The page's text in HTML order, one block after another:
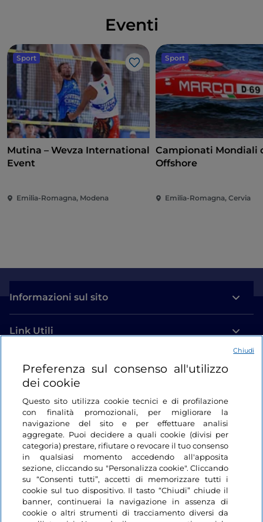
Eventi
Sport
Like
Mutina – Wevza International
Event
Emilia-Romagna, Modena
Sport
Campionati Mondiali
Offshore
Emilia-Romagna, Cervia
Informazioni sul sito
Link Utili
Login
Restiamo in contatto
Preferenza sul consenso all'utilizzo
dei cookie
Questo sito utilizza cookie tecnici e di profilazione
con finalità promozionali, per migliorare la
navigazione del sito e per effettuare analisi
aggregate. Puoi decidere a quali cookie (divisi per
categoria) prestare, rifiutare o revocare il tuo consenso
in qualsiasi momento accedendo all'apposita
sezione, cliccando su "Personalizza cookie". Cliccando
su “Consenti tutti”, accetti di memorizzare tutti i
cookie sul tuo dispositivo. Il tasto “Chiudi” chiude il
banner, continuerai la navigazione in assenza di
cookie o altri strumenti di tracciamento diversi da
Chiudi